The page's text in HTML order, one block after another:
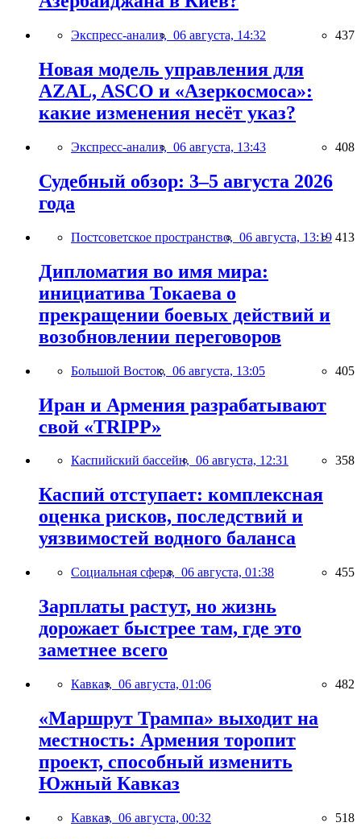
Экспресс-анализ, 06 августа, 14:32 437
Новая модель управления для
AZAL, ASCO и «Азеркосмоса»:
какие изменения несёт указ?
Экспресс-анализ, 06 августа, 13:43 408
Судебный обзор: 3–5 августа 2026
года
Постсоветское пространство, 06 августа, 13:19 413
Дипломатия во имя мира:
инициатива Токаева о
прекращении боевых действий и
возобновлении переговоров
Большой Восток, 06 августа, 13:05 405
Иран и Армения разрабатывают
свой «TRIPP»
Каспийский бассейн, 06 августа, 12:31 358
Каспий отступает: комплексная
оценка рисков, последствий и
уязвимостей водного баланса
Социальная сфера, 06 августа, 01:38 455
Зарплаты растут, но жизнь
дорожает быстрее там, где это
заметнее всего
Кавказ, 06 августа, 01:06 482
«Маршрут Трампа» выходит на
местность: Армения торопит
проект, способный изменить
Южный Кавказ
Кавказ, 06 августа, 00:32 518